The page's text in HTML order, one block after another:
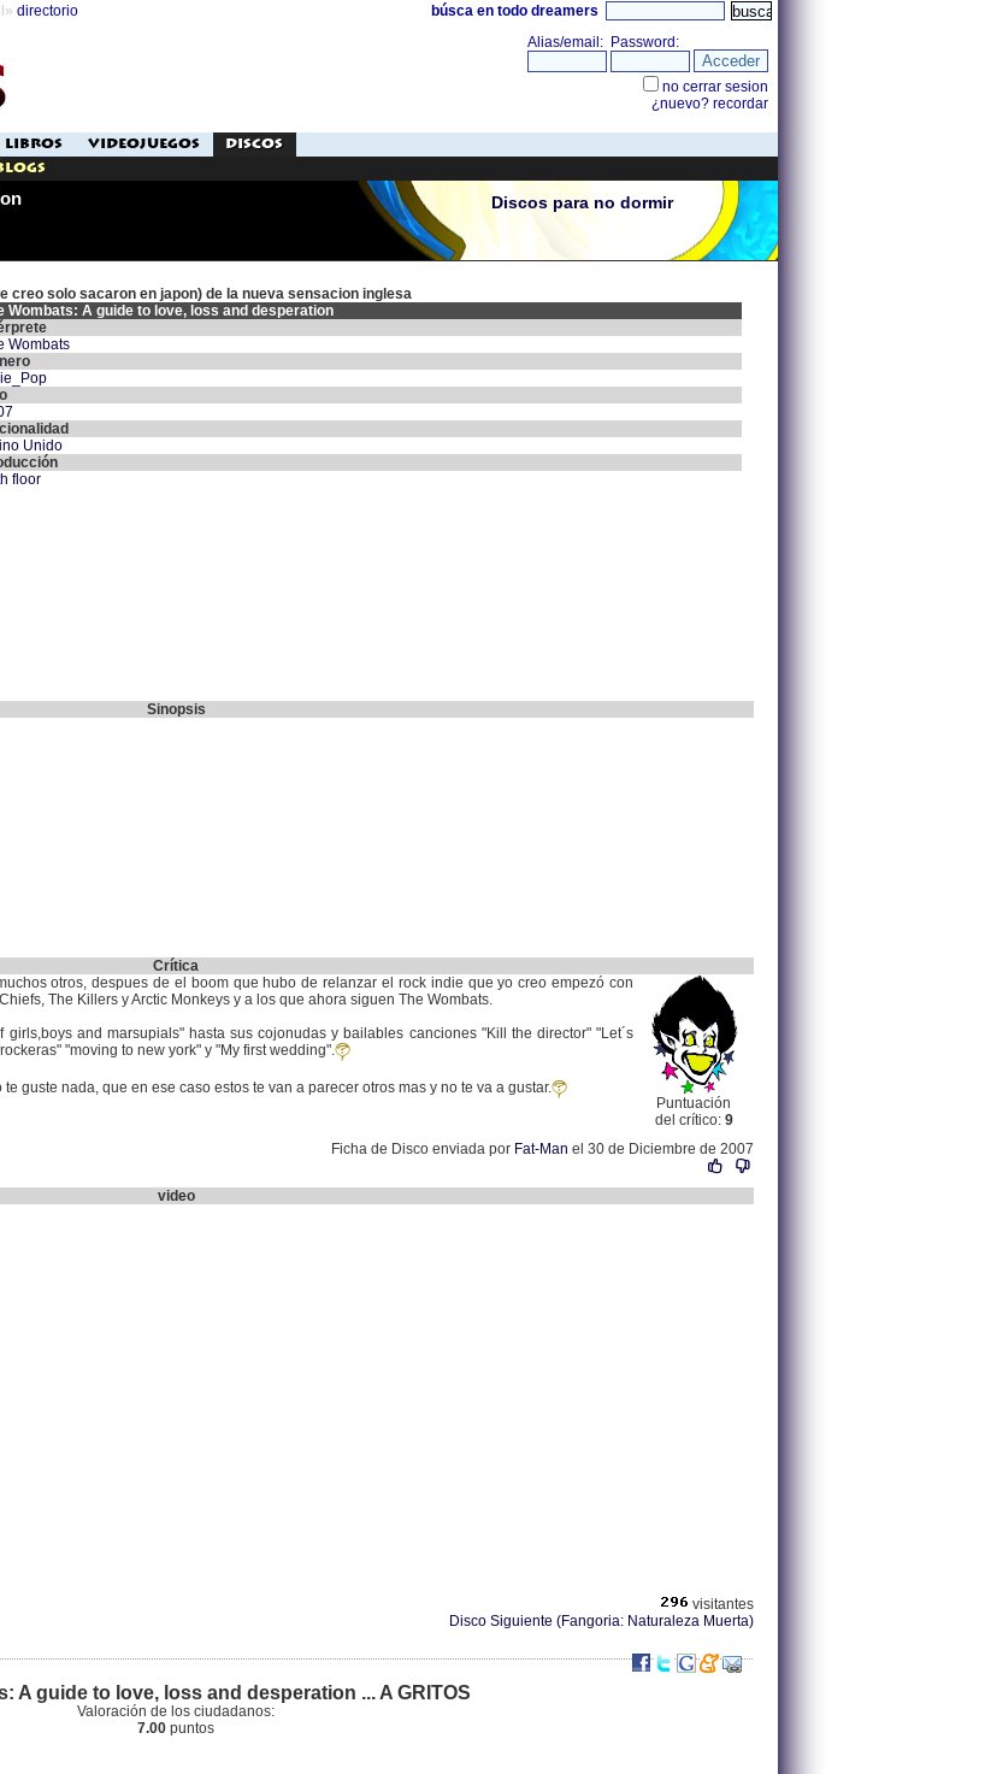
directorio búsca en todo dreamers
LIBROS VIDEOJUEGOS
DISCOS
Discos para no dormir
solo sacaron en japon) de la nueva sensacion inglesa
Wombats: A guide to love, loss and desperation
Wombats
Unido
floor
Sinopsis
Crítica
Puntuación
del crítico: 9
otros, despues de el boom que hubo de relanzar el rock indie que yo creo empezó con
The Killers y Arctic Monkeys y a los que ahora siguen The Wombats.
and marsupials" hasta sus cojonudas y bailables canciones "Kill the director" "Let´s
"moving to new york" y "My first wedding".
guste nada, que en ese caso estos te van a parecer otros mas y no te va a gustar.
Ficha de Disco enviada por Fat-Man el 30 de Diciembre de 2007
video
visitantes
Disco Siguiente (Fangoria: Naturaleza Muerta)
A guide to love, loss and desperation ... A GRITOS
Valoración de los ciudadanos:
7.00 puntos